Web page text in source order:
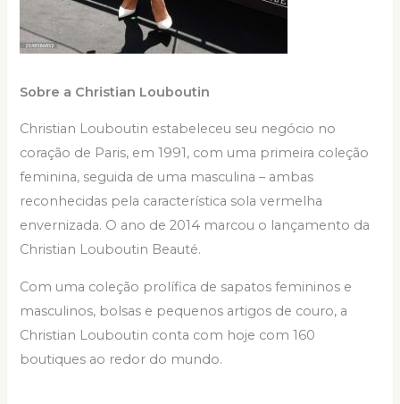
Sobre a Christian Louboutin
Christian Louboutin estabeleceu seu negócio no
coração de Paris, em 1991, com uma primeira coleção
feminina, seguida de uma masculina – ambas
reconhecidas pela característica sola vermelha
envernizada. O ano de 2014 marcou o lançamento da
Christian Louboutin Beauté.
Com uma coleção prolífica de sapatos femininos e
masculinos, bolsas e pequenos artigos de couro, a
Christian Louboutin conta com hoje com 160
boutiques ao redor do mundo.